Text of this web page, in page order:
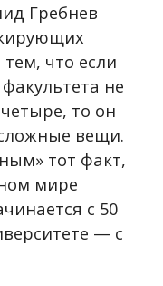
Гребнев
что если
не
то он
вещи.
тот факт,
мире
с 50
— с